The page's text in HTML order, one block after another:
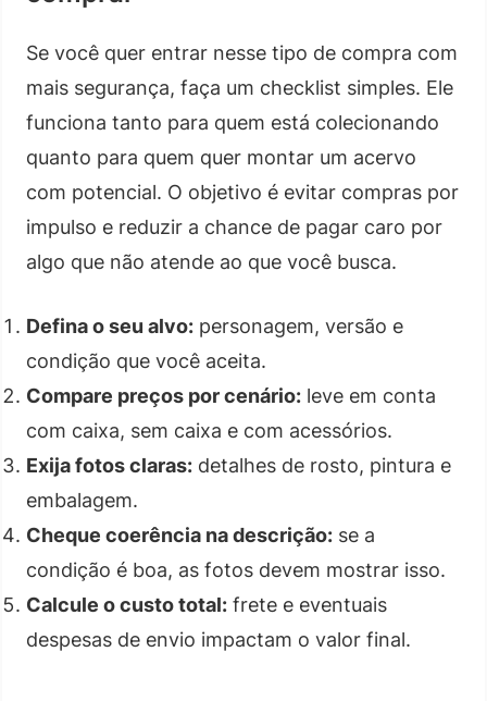
Se você quer entrar nesse tipo de compra com
mais segurança, faça um checklist simples. Ele
funciona tanto para quem está colecionando
quanto para quem quer montar um acervo
com potencial. O objetivo é evitar compras por
impulso e reduzir a chance de pagar caro por
algo que não atende ao que você busca.
Defina o seu alvo: personagem, versão e
condição que você aceita.
Compare preços por cenário: leve em conta
com caixa, sem caixa e com acessórios.
Exija fotos claras: detalhes de rosto, pintura e
embalagem.
Cheque coerência na descrição: se a
condição é boa, as fotos devem mostrar isso.
Calcule o custo total: frete e eventuais
despesas de envio impactam o valor final.